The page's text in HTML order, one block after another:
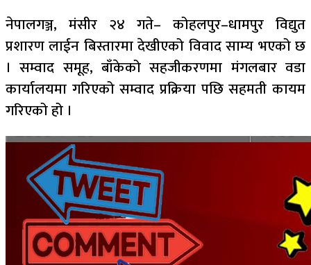
नेपालगञ्ज, मंसीर २४ गते– कोहलपुर–धामपुर विद्युत
प्रशारण लाईन बिस्तारमा देखीएको विवाद साम्य भएको छ
। सम्वाद समूह, बाँकेको सहजीकरणमा मंगलबार वडा
कार्यालयमा गरिएको सम्वाद प्रक्रिया पछि सहमती कायम
गरिएको हो ।